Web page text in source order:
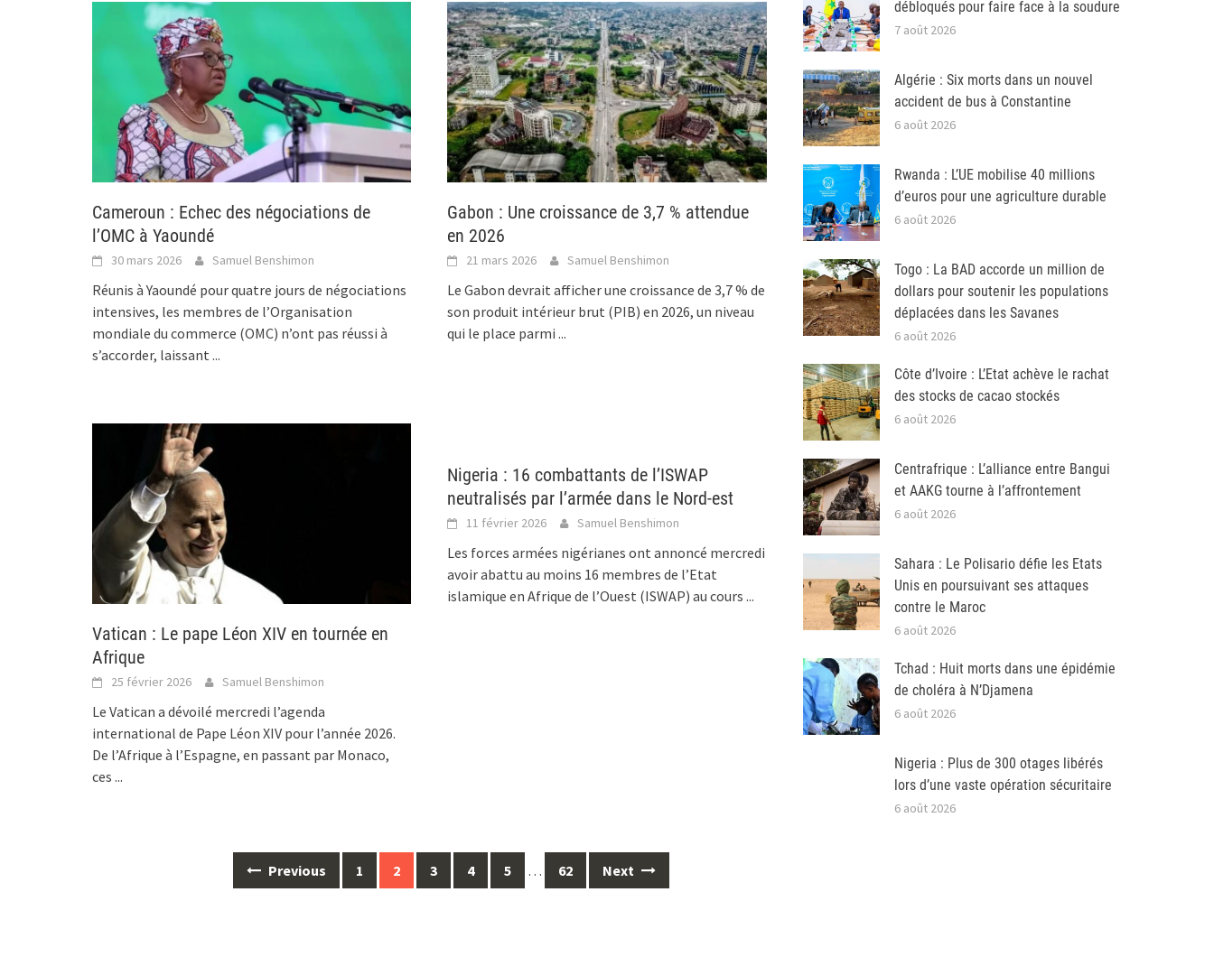
Cameroun : Echec des négociations de
l’OMC à Yaoundé
30 mars 2026 Samuel Benshimon
Réunis à Yaoundé pour quatre jours de négociations
intensives, les membres de l’Organisation
mondiale du commerce (OMC) n’ont pas réussi à
s’accorder, laissant ...
Gabon : Une croissance de 3,7 % attendue
en 2026
21 mars 2026 Samuel Benshimon
Le Gabon devrait afficher une croissance de 3,7 % de
son produit intérieur brut (PIB) en 2026, un niveau
qui le place parmi...
Vatican : Le pape Léon XIV en tournée en
Afrique
25 février 2026 Samuel Benshimon
Le Vatican a dévoilé mercredi l’agenda
international de Pape Léon XIV pour l’année 2026.
De l’Afrique à l’Espagne, en passant par Monaco,
ces ...
Nigeria : 16 combattants de l’ISWAP
neutralisés par l’armée dans le Nord-est
11 février 2026 Samuel Benshimon
Les forces armées nigérianes ont annoncé mercredi
avoir abattu au moins 16 membres de l’Etat
islamique en Afrique de l’Ouest (ISWAP) au cours...
Previous 1 2 3 4 5 … 62 Next
débloqués pour faire face à la soudure
7 août 2026
Algérie : Six morts dans un nouvel
accident de bus à Constantine
6 août 2026
Rwanda : L’UE mobilise 40 millions
d’euros pour une agriculture durable
6 août 2026
Togo : La BAD accorde un million de
dollars pour soutenir les populations
déplacées dans les Savanes
6 août 2026
Côte d’Ivoire : L’Etat achève le rachat
des stocks de cacao stockés
6 août 2026
Centrafrique : L’alliance entre Bangui
et AAKG tourne à l’affrontement
6 août 2026
Sahara : Le Polisario défie les Etats
Unis en poursuivant ses attaques
contre le Maroc
6 août 2026
Tchad : Huit morts dans une épidémie
de choléra à N’Djamena
6 août 2026
Nigeria : Plus de 300 otages libérés
lors d’une vaste opération sécuritaire
6 août 2026